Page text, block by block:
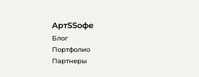
AртSSофе
Блог
Портфолио
Партнеры